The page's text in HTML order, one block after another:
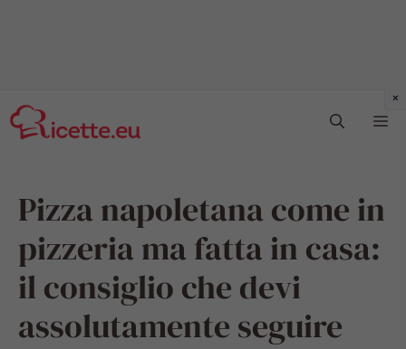
al
contenuto
Pizza napoletana come in
pizzeria ma fatta in casa:
il consiglio che devi
assolutamente seguire